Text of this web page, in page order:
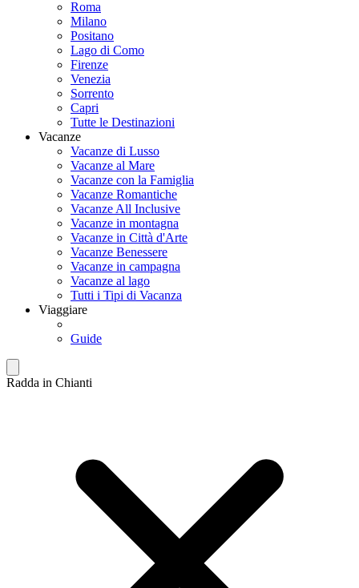
Roma
Milano
Positano
Lago di Como
Firenze
Venezia
Sorrento
Capri
Tutte le Destinazioni
Vacanze
Vacanze di Lusso
Vacanze al Mare
Vacanze con la Famiglia
Vacanze Romantiche
Vacanze All Inclusive
Vacanze in montagna
Vacanze in Città d'Arte
Vacanze Benessere
Vacanze in campagna
Vacanze al lago
Tutti i Tipi di Vacanza
Viaggiare
Guide
Radda in Chianti